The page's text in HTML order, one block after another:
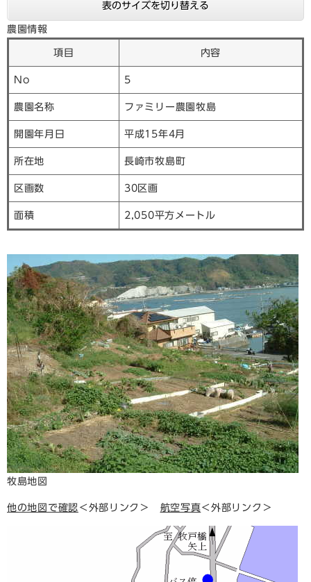
表のサイズを切り替える
農園情報
項目 内容
No 5
農園名称 ファミリー農園牧島
開園年月日 平成15年4月
所在地 長崎市牧島町
区画数 30区画
面積 2,050平方メートル
牧島地図
他の地図で確認 ＜外部リンク＞ 航空写真＜外部リンク＞